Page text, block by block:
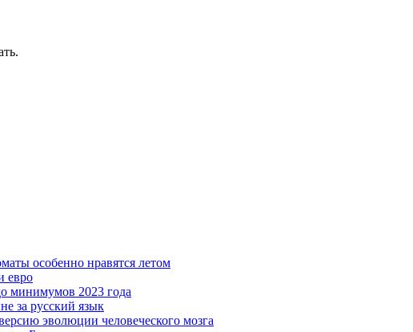
особенно нравятся летом
евро
минимумов 2023 года
за русский язык
эволюции человеческого мозга